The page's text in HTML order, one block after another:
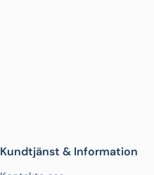
Kundtjänst & Information